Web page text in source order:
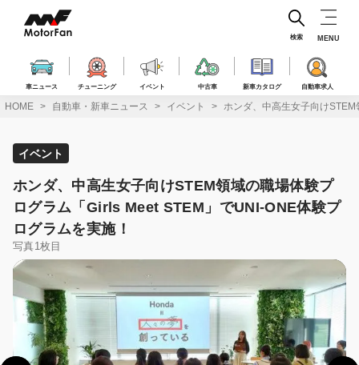
ス
車ニュース チューニング イベント 中古車 新車カタログ 自動車求人
検索 MENU
HOME 自動車・新車ニュース イベント ホンダ、中高生女子向け
イベント
ホンダ、中高生女子向けSTEM領域の職場体験プ
ログラム「Girls Meet STEM」でUNI-ONE体験プ
ログラムを実施！
写真1枚目